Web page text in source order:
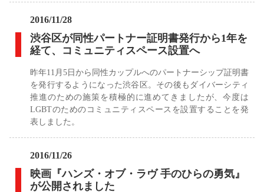
2016/11/28
渋谷区が同性パートナー証明書発行から1年を
経て、コミュニティスペース設置へ
昨年11月5日から同性カップルへのパートナーシップ証明書
を発行するようになった渋谷区。その後もダイバーシティ
推進のための施策を積極的に進めてきましたが、今度は
LGBTのためのコミュニティスペースを設置することを発
表しました。
2016/11/26
映画『ハンズ・オブ・ラヴ 手のひらの勇気』
が公開されました